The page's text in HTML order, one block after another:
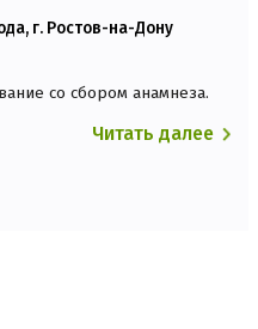
г. Ростов-на-Дону
со сбором анамнеза.
Читать далее